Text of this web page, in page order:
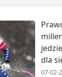
dla
07-02-